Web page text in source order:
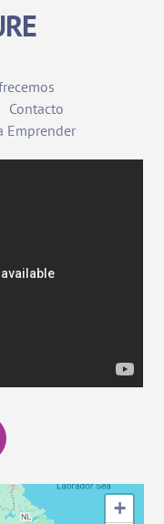
Contacto
Emprender
+